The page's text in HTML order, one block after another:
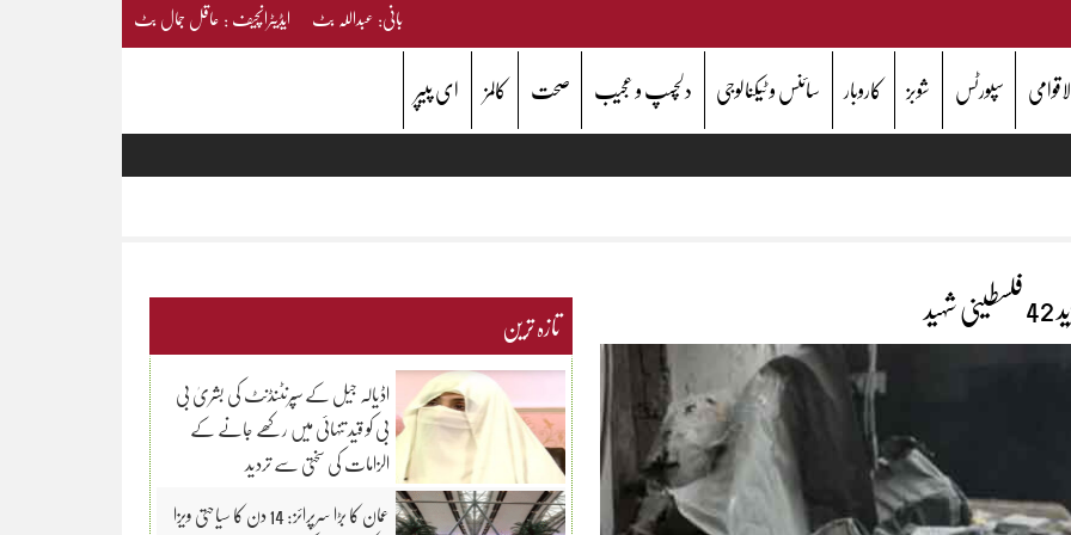
بانی: عبداللہ بٹ ایڈیٹرانچیف : عاقل جمال بٹ
سپورٹس شوبز کاروبار سائنس و ٹیکنالوجی دلچسپ و عجیب صحت کالمز ای پیپر
تازہ ترین
اڈیالہ جیل کے سپرنٹنڈنٹ کی بشریٰ بی
بی کو قید تنہائی میں رکھے جانے کے
الزامات کی سختی سے تردید
عمان کا بڑا سرپرائز: 14 دن کا سیاحتی ویزا